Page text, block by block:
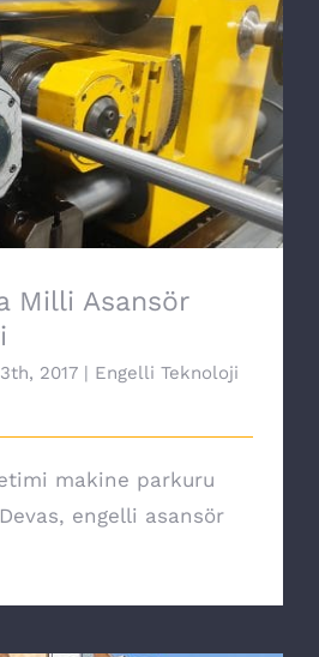
Asansör Teknolojileri
Milli Asansör
2017 | Engelli Teknoloji
makine parkuru
engelli asansör